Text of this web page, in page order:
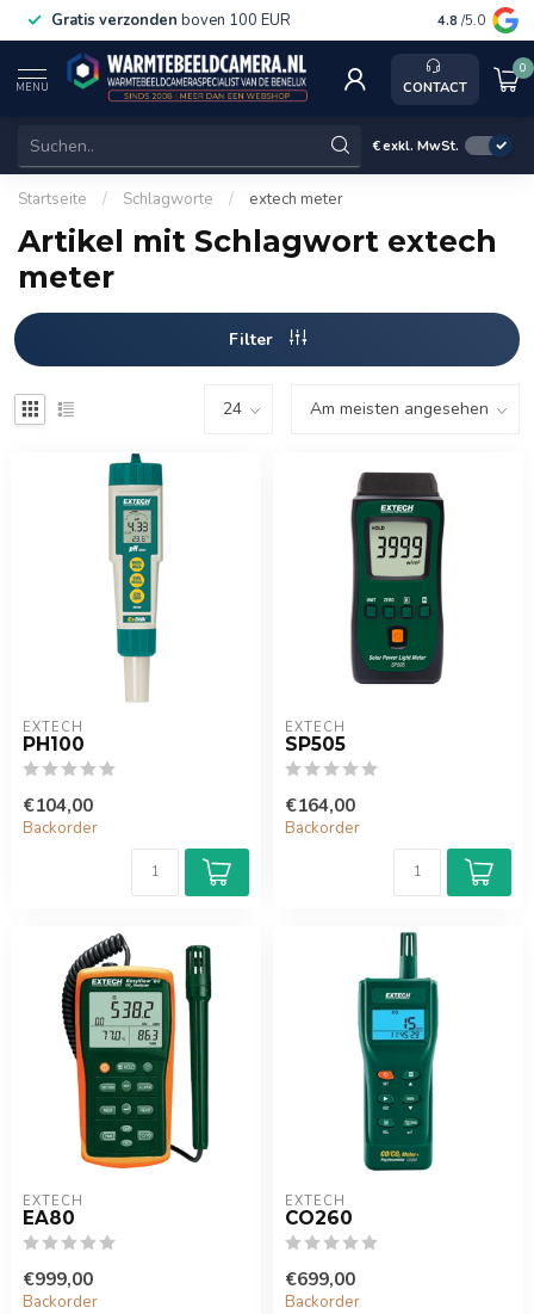
Gratis verzonden boven 100 EUR Service,
4.8 /5.0
MENU CONTACT
0
€exkl. MwSt.
Startseite / Schlagworte / extech meter
Artikel mit Schlagwort extech
meter
Filter
EXTECH
PH100
€104,00
Backorder
EXTECH
SP505
€164,00
Backorder
EXTECH
EA80
€999,00
Backorder
EXTECH
CO260
€699,00
Backorder